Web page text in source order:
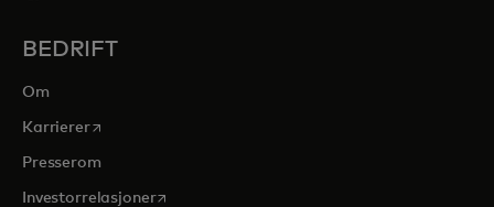
BEDRIFT
Om
Karriereropens in a new tab
Presserom
Investorrelasjoneropens in a new tab